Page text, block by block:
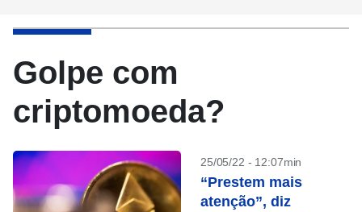
Golpe com
criptomoeda?
25/05/22 - 12:07min
“Prestem mais
atenção”, diz